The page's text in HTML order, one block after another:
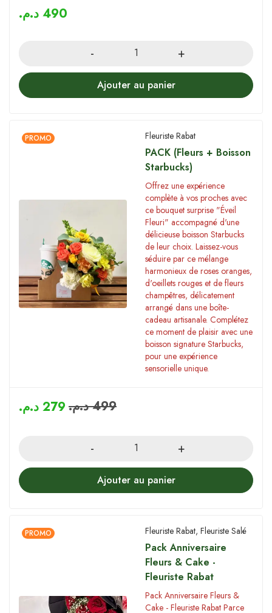
490 د.م.
Ajouter au panier
PROMO Fleuriste Rabat
PACK (Fleurs + Boisson
Starbucks)
Offrez une expérience
complète à vos proches avec
ce bouquet surprise "Éveil
Fleuri" accompagné d'une
délicieuse boisson Starbucks
de leur choix. Laissez-vous
séduire par ce mélange
harmonieux de roses oranges,
d'oeillets rouges et de fleurs
champêtres, délicatement
arrangé dans une boîte-
cadeau artisanale. Complétez
ce moment de plaisir avec une
boisson signature Starbucks,
pour une expérience
sensorielle unique.
499 د.م. 279 د.م.
Ajouter au panier
PROMO Fleuriste Rabat, Fleuriste Salé
Pack Anniversaire
Fleurs & Cake -
Fleuriste Rabat
Pack Anniversaire Fleurs &
Cake - Fleuriste Rabat Parce